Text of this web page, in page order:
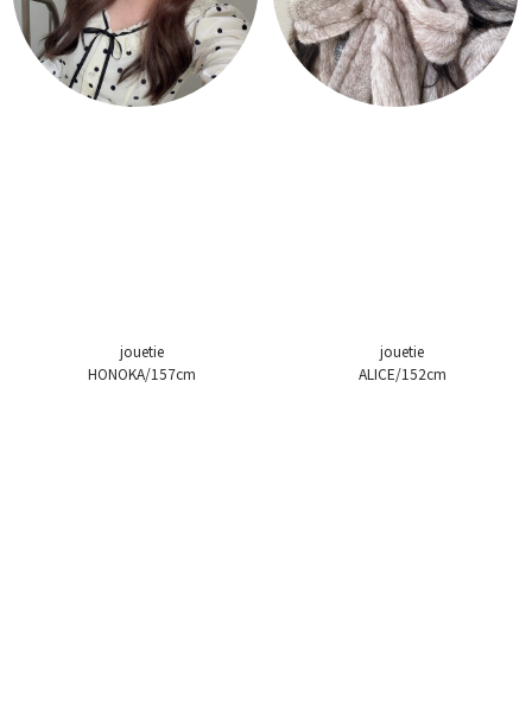
jouetie
HONOKA/157cm
jouetie
ALICE/152cm